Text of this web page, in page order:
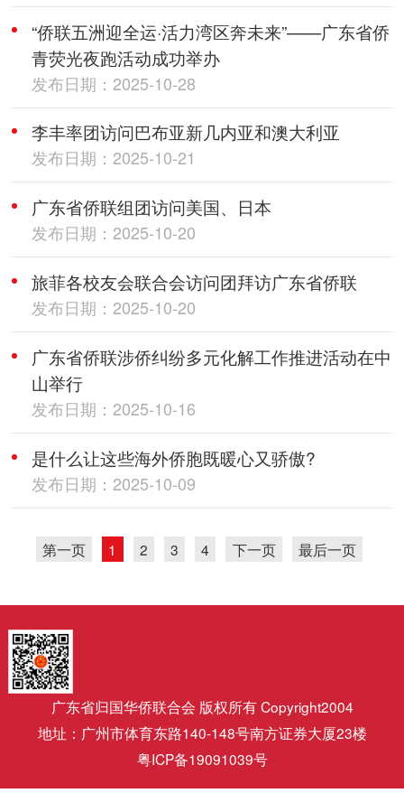
“侨联五洲迎全运·活力湾区奔未来”——广东省侨
青荧光夜跑活动成功举办
发布日期：2025-10-28
李丰率团访问巴布亚新几内亚和澳大利亚
发布日期：2025-10-21
广东省侨联组团访问美国、日本
发布日期：2025-10-20
旅菲各校友会联合会访问团拜访广东省侨联
发布日期：2025-10-20
广东省侨联涉侨纠纷多元化解工作推进活动在中
山举行
发布日期：2025-10-16
是什么让这些海外侨胞既暖心又骄傲?
发布日期：2025-10-09
第一页 1 2 3 4 下一页 最后一页
广东省归国华侨联合会 版权所有 Copyright2004
地址：广州市体育东路140-148号南方证券大厦23楼
粤ICP备19091039号